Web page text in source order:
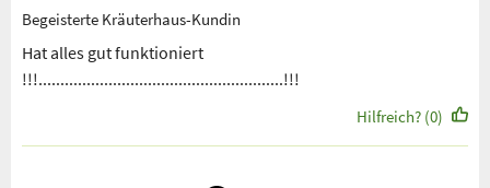
Begeisterte Kräuterhaus-Kundin
Hat alles gut funktioniert
!!!........................................................!!!
Hilfreich? (0)